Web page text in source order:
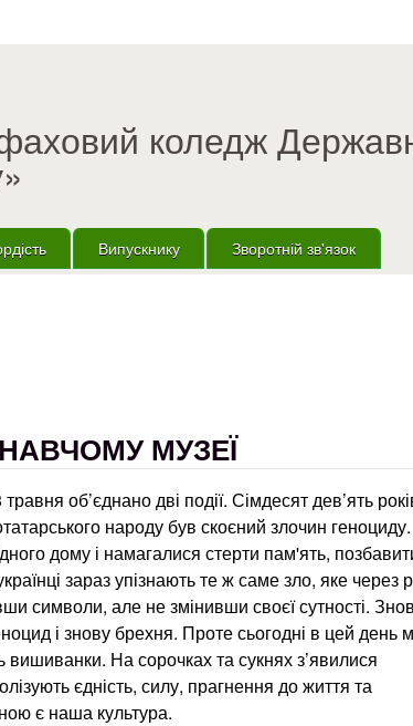
коледж
Випускнику Зворотній зв'язок
МУЗЕЇ
об’єднано дві події. Сімдесят дев’ять
народу був скоєний злочин геноциду.
дому і намагалися стерти пам'ять,
зараз упізнають те ж саме зло, яке через
символи, але не змінивши своєї сутності.
і знову брехня. Проте сьогодні в цей день
На сорочках та сукнях з’явилися
єдність, силу, прагнення до життя та
є наша культура.